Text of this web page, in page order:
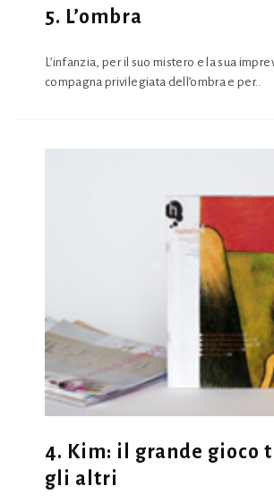
5. L’ombra
L’infanzia, per il suo mistero e la sua
compagna privilegiata dell’ombra e per..
4. Kim: il grande gioco
gli altri